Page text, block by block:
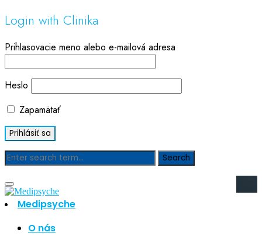
Login with Clinika
Prihlasovacie meno alebo e-mailová adresa
Heslo
Zapamätať
Medipsyche
O nás
Blog
Hľadať